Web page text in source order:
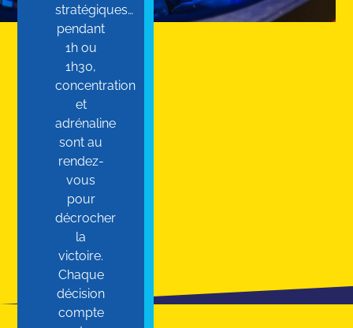
stratégiques…
pendant
1h ou
1h30,
concentration
et
adrénaline
sont au
rendez-
vous
pour
décrocher
la
victoire.
Chaque
décision
compte